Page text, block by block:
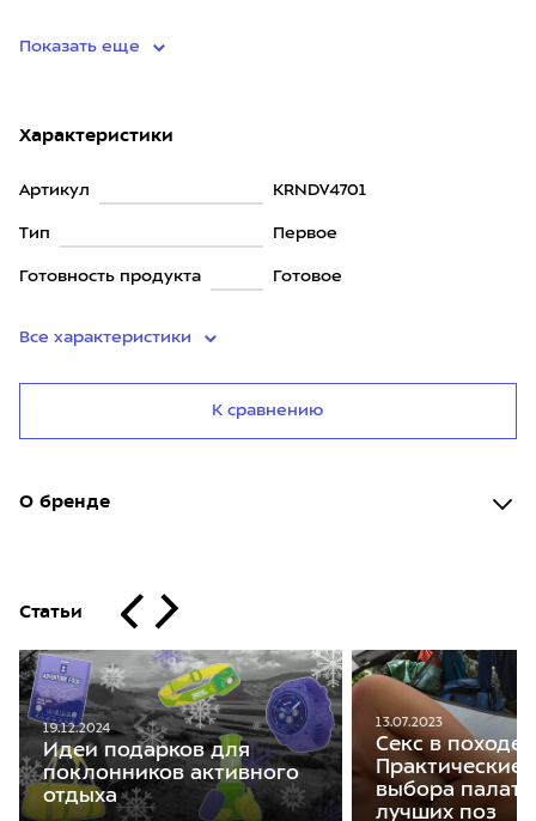
Показать еще
Характеристики
Артикул KRNDV4701
Тип Первое
Готовность продукта Готовое
Все характеристики
К сравнению
О бренде
Статьи
19.12.2024
Идеи подарков для
поклонников активного
отдыха
13.07.2023
Секс в походе.
Практические
выбора
лучших поз